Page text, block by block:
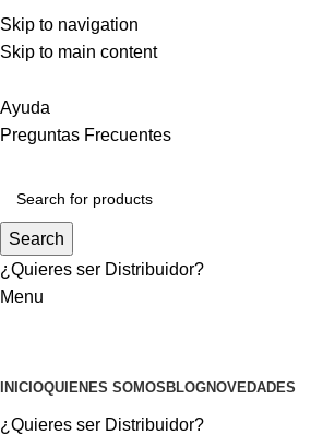
Skip to navigation
Skip to main content
DISTRIBUCIÓN A TODO CHILE
MEJORES PRECIOS DEL MERCADO
Ayuda
Preguntas Frecuentes
Search
¿Quieres ser Distribuidor?
Menu
INICIOQUIENES SOMOSBLOGNOVEDADES
¿Quieres ser Distribuidor?